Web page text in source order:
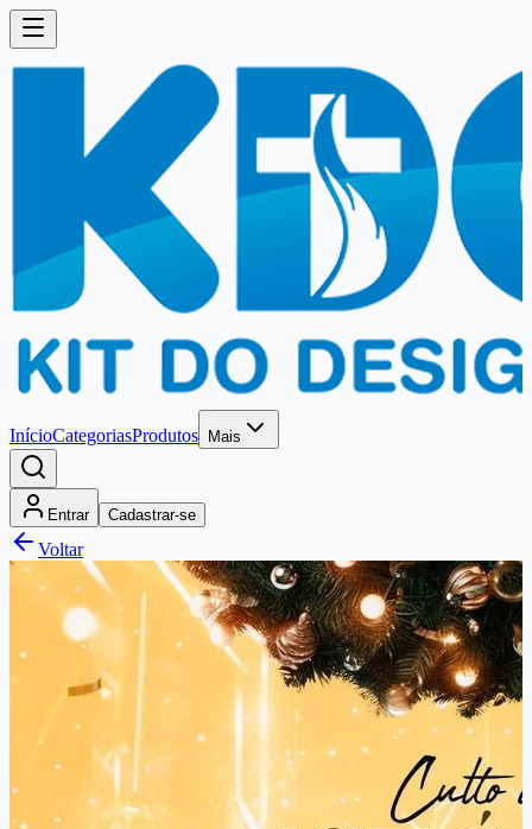
InícioCategoriasProdutos Mais
Entrar Cadastrar-se
Voltar